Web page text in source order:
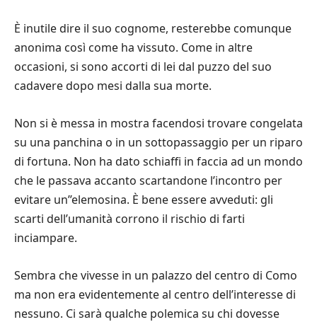
È inutile dire il suo cognome, resterebbe comunque
anonima così come ha vissuto. Come in altre
occasioni, si sono accorti di lei dal puzzo del suo
cadavere dopo mesi dalla sua morte.
Non si è messa in mostra facendosi trovare congelata
su una panchina o in un sottopassaggio per un riparo
di fortuna. Non ha dato schiaffi in faccia ad un mondo
che le passava accanto scartandone l’incontro per
evitare un’’elemosina. È bene essere avveduti: gli
scarti dell’umanità corrono il rischio di farti
inciampare.
Sembra che vivesse in un palazzo del centro di Como
ma non era evidentemente al centro dell’interesse di
nessuno. Ci sarà qualche polemica su chi dovesse